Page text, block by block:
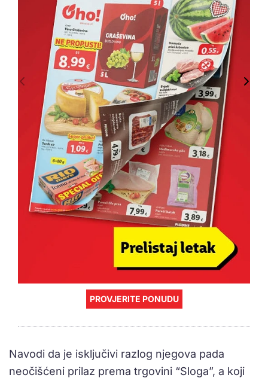
PROVJERITE PONUDU
Navodi da je isključivi razlog njegova pada
neočišćeni prilaz prema trgovini “Sloga”, a koji